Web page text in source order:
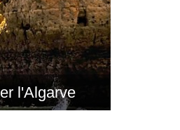
l'Algarve